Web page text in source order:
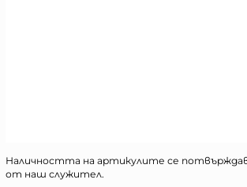
Наличността на артикулите се
от наш служител.